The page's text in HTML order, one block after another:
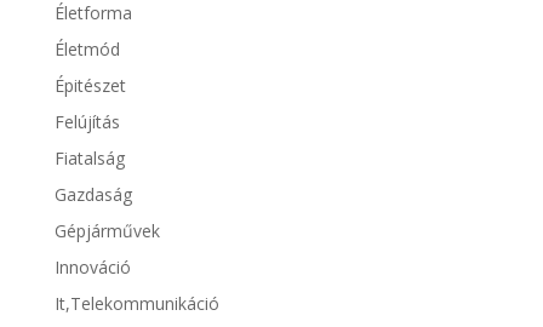
Életforma
Életmód
Épitészet
Felújítás
Fiatalság
Gazdaság
Gépjárművek
Innováció
It,Telekommunikáció